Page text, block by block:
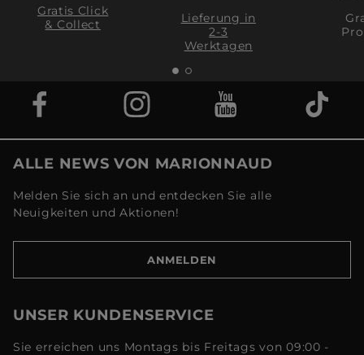
Gratis Click
& Collect
Lieferung in
2-3
Werktagen
ALLE NEWS VON MARIONNAUD
Melden Sie sich an und entdecken Sie alle
Neuigkeiten und Aktionen!
ANMELDEN
UNSER KUNDENSERVICE
Sie erreichen uns Montags bis Freitags von 09:00 -